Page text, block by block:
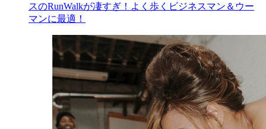
スのRunWalkが凄すぎ！よく歩くビジネスマン＆ウー
マンに最適！